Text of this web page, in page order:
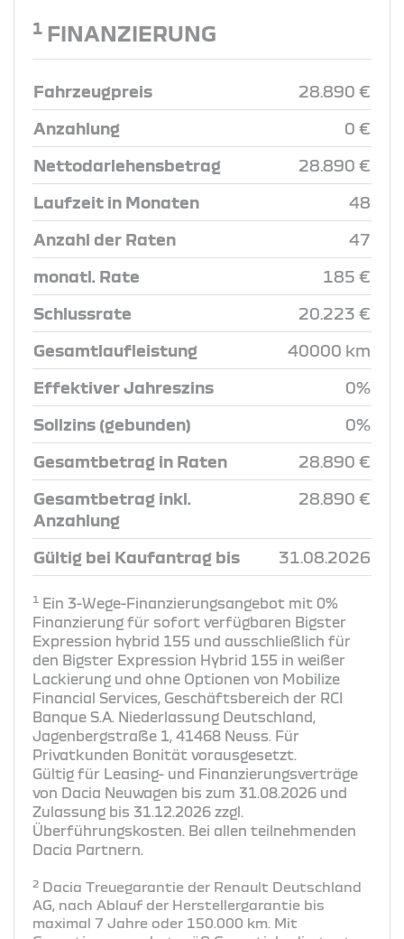
1 FINANZIERUNG
Fahrzeugpreis 28.890 €
Anzahlung 0 €
Nettodarlehensbetrag 28.890 €
Laufzeit in Monaten 48
Anzahl der Raten 47
monatl. Rate 185 €
Schlussrate 20.223 €
Gesamtlaufleistung 40000 km
Effektiver Jahreszins 0%
Sollzins (gebunden) 0%
Gesamtbetrag in Raten 28.890 €
Gesamtbetrag inkl.
Anzahlung
28.890 €
Gültig bei Kaufantrag bis 31.08.2026
1 Ein 3-Wege-Finanzierungsangebot mit 0%
Finanzierung für sofort verfügbaren Bigster
Expression hybrid 155 und ausschließlich für
den Bigster Expression Hybrid 155 in weißer
Lackierung und ohne Optionen von Mobilize
Financial Services, Geschäftsbereich der RCI
Banque S.A. Niederlassung Deutschland,
Jagenbergstraße 1, 41468 Neuss. Für
Privatkunden Bonität vorausgesetzt.
Gültig für Leasing- und Finanzierungsverträge
von Dacia Neuwagen bis zum 31.08.2026 und
Zulassung bis 31.12.2026 zzgl.
Überführungskosten. Bei allen teilnehmenden
Dacia Partnern.
2 Dacia Treuegarantie der Renault Deutschland
AG, nach Ablauf der Herstellergarantie bis
maximal 7 Jahre oder 150.000 km. Mit